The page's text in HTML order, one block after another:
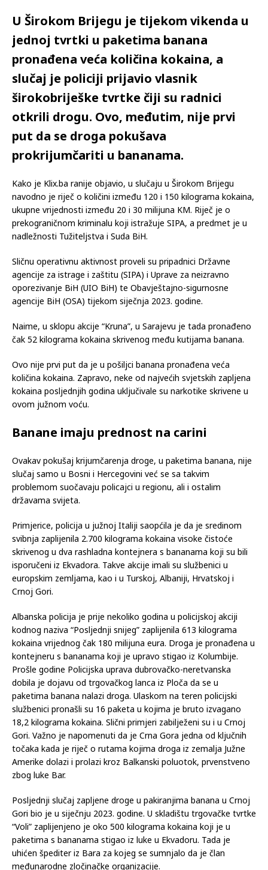
U Širokom Brijegu je tijekom vikenda u
jednoj tvrtki u paketima banana
pronađena veća količina kokaina, a
slučaj je policiji prijavio vlasnik
širokobriješke tvrtke čiji su radnici
otkrili drogu. Ovo, međutim, nije prvi
put da se droga pokušava
prokrijumčariti u bananama.
Kako je Klix.ba ranije objavio, u slučaju u Širokom Brijegu
navodno je riječ o količini između 120 i 150 kilograma kokaina,
ukupne vrijednosti između 20 i 30 milijuna KM. Riječ je o
prekograničnom kriminalu koji istražuje SIPA, a predmet je u
nadležnosti Tužiteljstva i Suda BiH.
Sličnu operativnu aktivnost proveli su pripadnici Državne
agencije za istrage i zaštitu (SIPA) i Uprave za neizravno
oporezivanje BiH (UIO BiH) te Obavještajno-sigurnosne
agencije BiH (OSA) tijekom siječnja 2023. godine.
Naime, u sklopu akcije “Kruna”, u Sarajevu je tada pronađeno
čak 52 kilograma kokaina skrivenog među kutijama banana.
Ovo nije prvi put da je u pošiljci banana pronađena veća
količina kokaina. Zapravo, neke od najvećih svjetskih zapljena
kokaina posljednjih godina uključivale su narkotike skrivene u
ovom južnom voću.
Banane imaju prednost na carini
Ovakav pokušaj krijumčarenja droge, u paketima banana, nije
slučaj samo u Bosni i Hercegovini već se sa takvim
problemom suočavaju policajci u regionu, ali i ostalim
državama svijeta.
Primjerice, policija u južnoj Italiji saopćila je da je sredinom
svibnja zaplijenila 2.700 kilograma kokaina visoke čistoće
skrivenog u dva rashladna kontejnera s bananama koji su bili
isporučeni iz Ekvadora. Takve akcije imali su službenici u
europskim zemljama, kao i u Turskoj, Albaniji, Hrvatskoj i
Crnoj Gori.
Albanska policija je prije nekoliko godina u policijskoj akciji
kodnog naziva “Posljednji snijeg” zaplijenila 613 kilograma
kokaina vrijednog čak 180 milijuna eura. Droga je pronađena u
kontejneru s bananama koji je upravo stigao iz Kolumbije.
Prošle godine Policijska uprava dubrovačko-neretvanska
dobila je dojavu od trgovačkog lanca iz Ploča da se u
paketima banana nalazi droga. Ulaskom na teren policijski
službenici pronašli su 16 paketa u kojima je bruto izvagano
18,2 kilograma kokaina. Slični primjeri zabilježeni su i u Crnoj
Gori. Važno je napomenuti da je Crna Gora jedna od ključnih
točaka kada je riječ o rutama kojima droga iz zemalja Južne
Amerike dolazi i prolazi kroz Balkanski poluotok, prvenstveno
zbog luke Bar.
Posljednji slučaj zapljene droge u pakiranjima banana u Crnoj
Gori bio je u siječnju 2023. godine. U skladištu trgovačke tvrtke
“Voli” zaplijenjeno je oko 500 kilograma kokaina koji je u
paketima s bananama stigao iz luke u Ekvadoru. Tada je
uhićen špediter iz Bara za kojeg se sumnjalo da je član
međunarodne zločinačke organizacije.